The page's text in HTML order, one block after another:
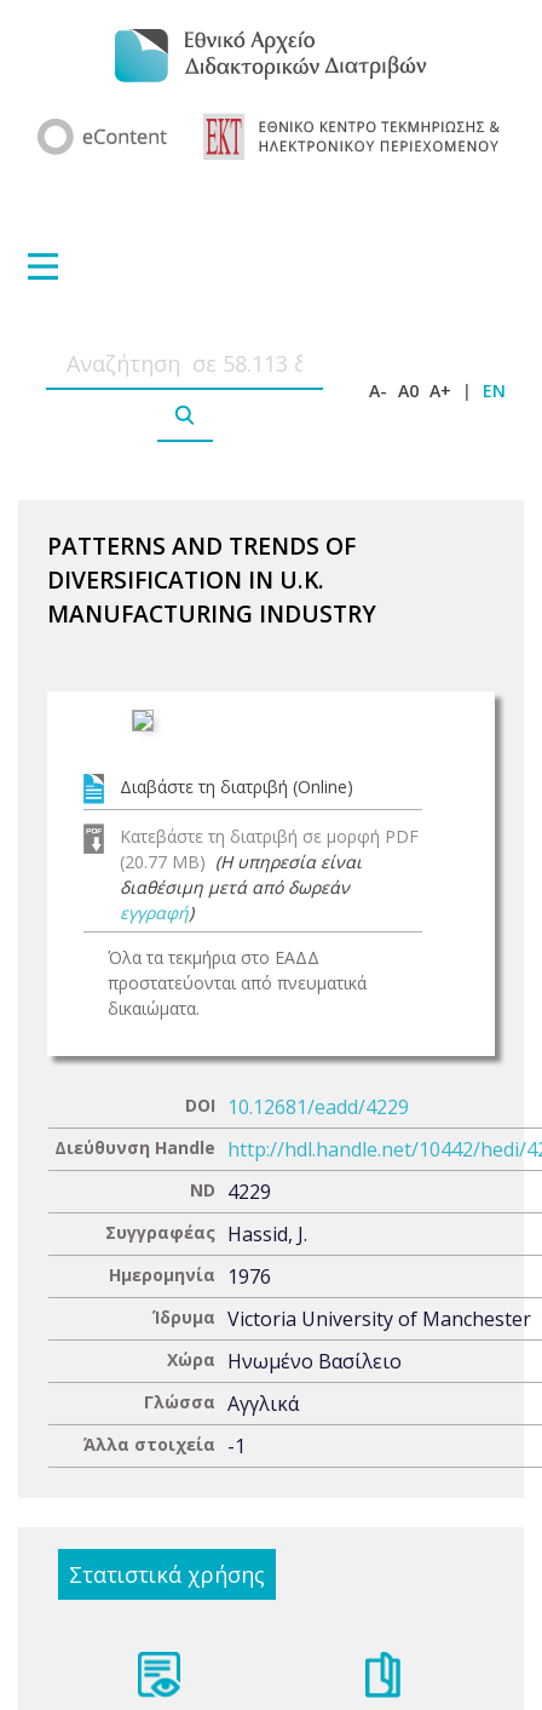
A- A0 A+ | EN
PATTERNS AND TRENDS OF
DIVERSIFICATION IN U.K.
MANUFACTURING INDUSTRY
Διαβάστε τη διατριβή (Online)
Κατεβάστε τη διατριβή σε μορφή PDF
(20.77 MB) (Η υπηρεσία είναι
διαθέσιμη μετά από δωρεάν
εγγραφή)
Όλα τα τεκμήρια στο ΕΑΔΔ
προστατεύονται από πνευματικά
δικαιώματα.
DOI 10.12681/eadd/4229
Διεύθυνση Handle http://hdl.handle.net/10442/hedi/
ND 4229
Συγγραφέας Hassid, J.
Ημερομηνία 1976
Ίδρυμα Victoria University of Manchester
Χώρα Ηνωμένο Βασίλειο
Γλώσσα Αγγλικά
Άλλα στοιχεία -1
Στατιστικά χρήσης